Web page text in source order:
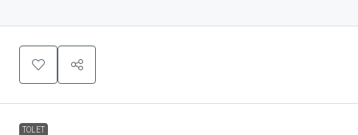
TOLET